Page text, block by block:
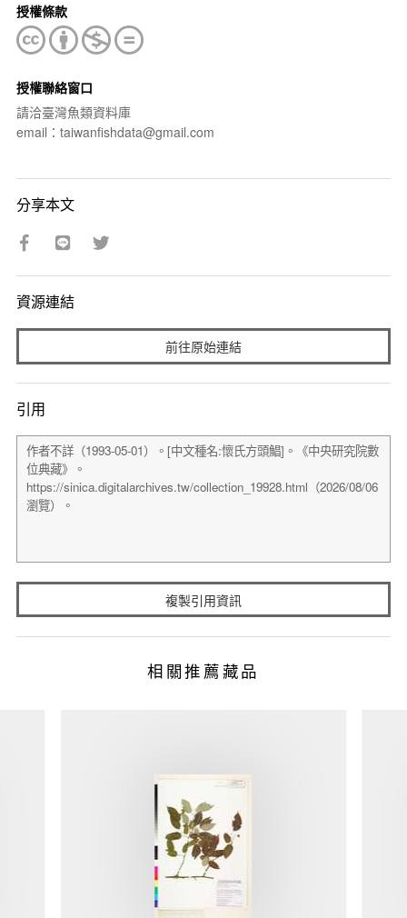
授權條款
授權聯絡窗口
請洽臺灣魚類資料庫
email：taiwanfishdata@gmail.com
分享本文
資源連結
前往原始連結
引用
複製引用資訊
相關推薦藏品